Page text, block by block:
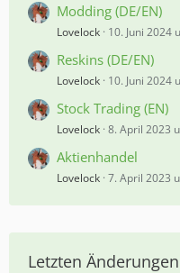
Modding (DE/EN)
Lovelock 10. Juni 2024
Reskins (DE/EN)
Lovelock 10. Juni 2024
Stock Trading (EN)
Lovelock 8. April 2023
Aktienhandel
Lovelock 7. April 2023
Letzten Änderungen